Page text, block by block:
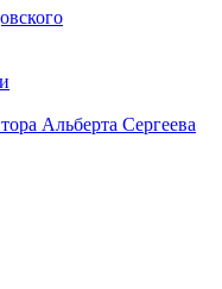
Альберта Сергеева